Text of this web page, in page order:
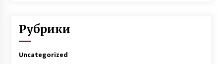
Рубрики
Uncategorized